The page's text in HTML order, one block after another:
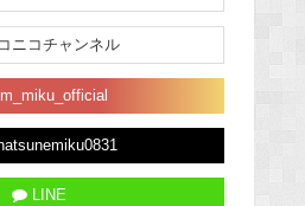
ニコチャンネル
LINE